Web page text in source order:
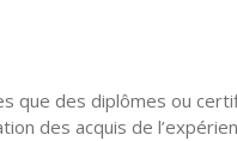
que des diplômes ou
des acquis de